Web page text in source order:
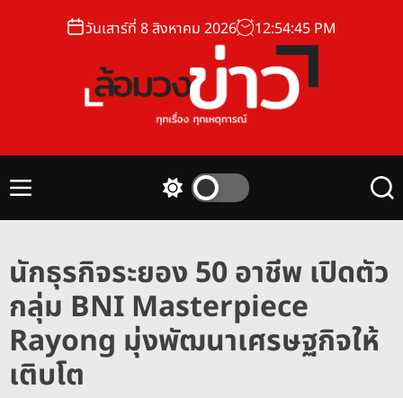
วันเสาร์ที่ 8 สิงหาคม 2026 12:54:46 PM
อ
า
M
c
h
c
o
l
o
S
c
h
นักธุรกิจระยอง 50 อาชีพ เปิดตัว
กลุ่ม BNI Masterpiece
Rayong มุ่งพัฒนาเศรษฐกิจให้
เติบโต